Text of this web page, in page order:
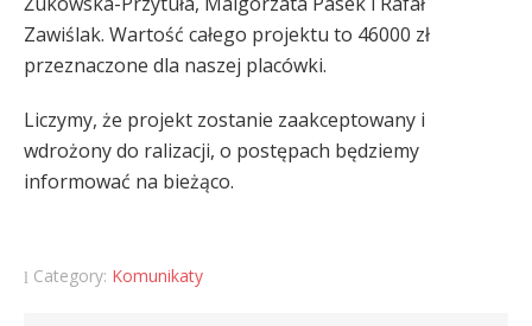
Zawiślak. Wartość całego projektu to 46000 zł
przeznaczone dla naszej placówki.
Liczymy, że projekt zostanie zaakceptowany i
wdrożony do ralizacji, o postępach będziemy
informować na bieżąco.
Category: Komunikaty